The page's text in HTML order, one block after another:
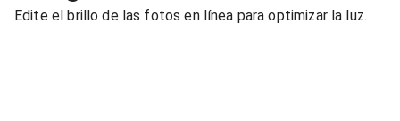
Edite el brillo de las fotos en línea para optimizar la luz.